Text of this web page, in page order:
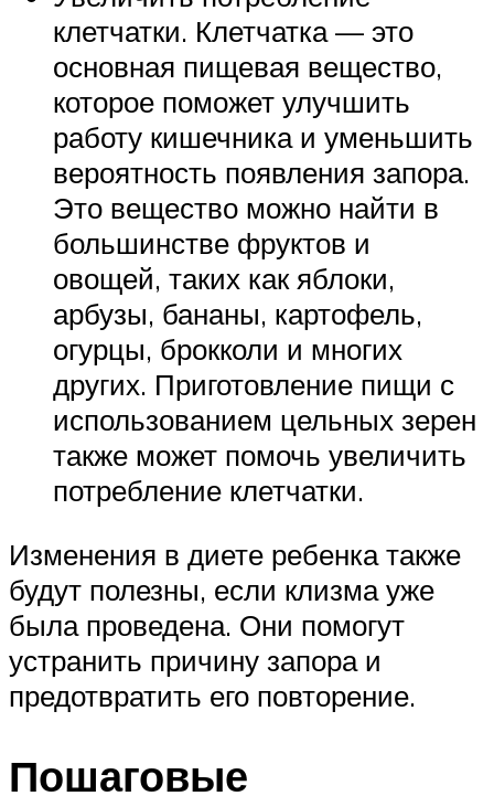
клетчатки. Клетчатка — это
основная пищевая вещество,
которое поможет улучшить
работу кишечника и уменьшить
вероятность появления запора.
Это вещество можно найти в
большинстве фруктов и
овощей, таких как яблоки,
арбузы, бананы, картофель,
огурцы, брокколи и многих
других. Приготовление пищи с
использованием цельных зерен
также может помочь увеличить
потребление клетчатки.
Изменения в диете ребенка также
будут полезны, если клизма уже
была проведена. Они помогут
устранить причину запора и
предотвратить его повторение.
Пошаговые